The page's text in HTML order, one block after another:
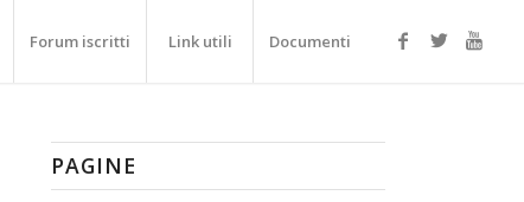
Forum iscritti Link utili Documenti
PAGINE